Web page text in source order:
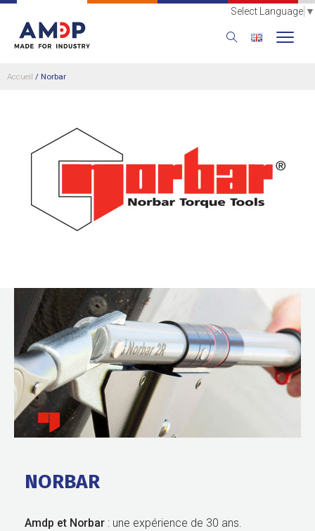
Select Language ▼
Accueil / Norbar
NORBAR
Amdp et Norbar : une expérience de 30 ans.